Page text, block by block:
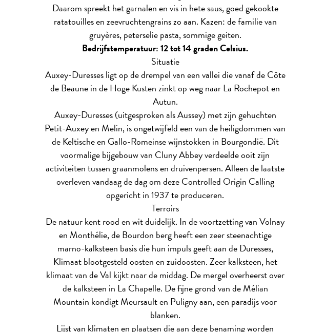
Daarom spreekt het garnalen en vis in hete saus, goed gekookte
ratatouilles en zeevruchtengrains zo aan. Kazen: de familie van
gruyères, peterselie pasta, sommige geiten.
Bedrijfstemperatuur: 12 tot 14 graden Celsius.
Situatie
Auxey-Duresses ligt op de drempel van een vallei die vanaf de Côte
de Beaune in de Hoge Kusten zinkt op weg naar La Rochepot en
Autun.
Auxey-Duresses (uitgesproken als Aussey) met zijn gehuchten
Petit-Auxey en Melin, is ongetwijfeld een van de heiligdommen van
de Keltische en Gallo-Romeinse wijnstokken in Bourgondië. Dit
voormalige bijgebouw van Cluny Abbey verdeelde ooit zijn
activiteiten tussen graanmolens en druivenpersen. Alleen de laatste
overleven vandaag de dag om deze Controlled Origin Calling
opgericht in 1937 te produceren.
Terroirs
De natuur kent rood en wit duidelijk. In de voortzetting van Volnay
en Monthélie, de Bourdon berg heeft een zeer steenachtige
marno-kalksteen basis die hun impuls geeft aan de Duresses,
Klimaat blootgesteld oosten en zuidoosten. Zeer kalksteen, het
klimaat van de Val kijkt naar de middag. De mergel overheerst over
de kalksteen in La Chapelle. De fijne grond van de Mélian
Mountain kondigt Meursault en Puligny aan, een paradijs voor
blanken.
Lijst van klimaten en plaatsen die aan deze benaming worden